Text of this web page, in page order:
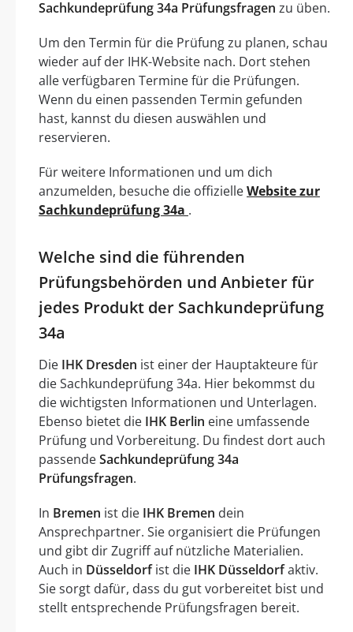
Sachkundeprüfung 34a Prüfungsfragen zu üben.
Um den Termin für die Prüfung zu planen, schau
wieder auf der IHK-Website nach. Dort stehen
alle verfügbaren Termine für die Prüfungen.
Wenn du einen passenden Termin gefunden
hast, kannst du diesen auswählen und
reservieren.
Für weitere Informationen und um dich
anzumelden, besuche die offizielleWebsite zur
Sachkundeprüfung 34a .
Welche sind die führenden
Prüfungsbehörden und Anbieter für
jedes Produkt der Sachkundeprüfung
34a
Die IHK Dresden ist einer der Hauptakteure für
die Sachkundeprüfung 34a. Hier bekommst du
die wichtigsten Informationen und Unterlagen.
Ebenso bietet die IHK Berlin eine umfassende
Prüfung und Vorbereitung. Du findest dort auch
passendeSachkundeprüfung 34a
Prüfungsfragen.
In Bremen ist die IHK Bremen dein
Ansprechpartner. Sie organisiert die Prüfungen
und gibt dir Zugriff auf nützliche Materialien.
Auch in Düsseldorfist die IHK Düsseldorfaktiv.
Sie sorgt dafür, dass du gut vorbereitet bist und
stellt entsprechende Prüfungsfragen bereit.